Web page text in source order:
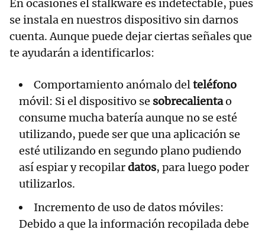
En ocasiones el stalkware es indetectable, pues
se instala en nuestros dispositivo sin darnos
cuenta. Aunque puede dejar ciertas señales que
te ayudarán a identificarlos:
Comportamiento anómalo delteléfono
móvil: Si el dispositivo se sobrecalientao
consume mucha batería aunque no se esté
utilizando, puede ser que una aplicación se
esté utilizando en segundo plano pudiendo
así espiar y recopilardatos, para luego poder
utilizarlos.
Incremento de uso de datos móviles:
Debido a que la información recopilada debe